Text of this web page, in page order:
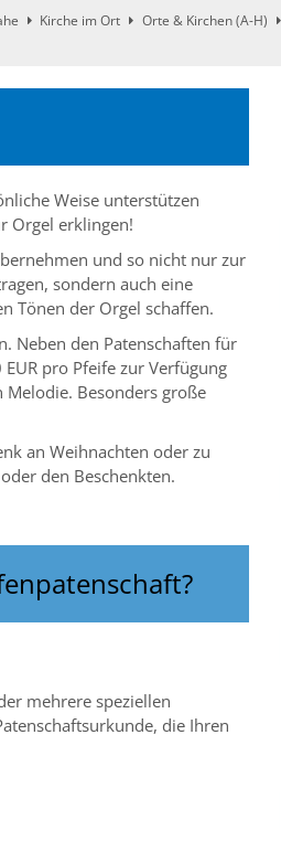
Kirche im Ort Orte & Kirchen (A-H)
Weise unterstützen
Orgel erklingen!
und so nicht nur zur
sondern auch eine
Tönen der Orgel schaffen.
Neben den Patenschaften für
EUR pro Pfeife zur Verfügung
Melodie. Besonders große
an Weihnachten oder zu
den Beschenkten.
mehrere speziellen
die Ihren